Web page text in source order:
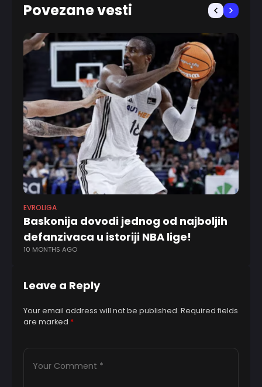
Povezane vesti
EVROLIGA
Baskonija dovodi jednog od najboljih
defanzivaca u istoriji NBA lige!
10 MONTHS AGO
Leave a Reply
Your email address will not be published. Required fields
are marked *